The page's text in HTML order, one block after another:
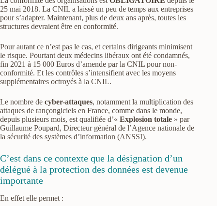
25 mai 2018. La CNIL a laissé un peu de temps aux entreprises
pour s’adapter. Maintenant, plus de deux ans après, toutes les
structures devraient être en conformité.
Pour autant ce n’est pas le cas, et certains dirigeants minimisent
le risque. Pourtant deux médecins libéraux ont été condamnés,
fin 2021 à 15 000 Euros d’amende par la CNIL pour non-
conformité. Et les contrôles s’intensifient avec les moyens
supplémentaires octroyés à la CNIL.
Le nombre de cyber-attaques, notamment la multiplication des
attaques de rançongiciels en France, comme dans le monde,
depuis plusieurs mois, est qualifiée d’« Explosion totale » par
Guillaume Poupard, Directeur général de l’Agence nationale de
la sécurité des systèmes d’information (ANSSI).
C’est dans ce contexte que la désignation d’un
délégué à la protection des données est devenue
importante
En effet elle permet :